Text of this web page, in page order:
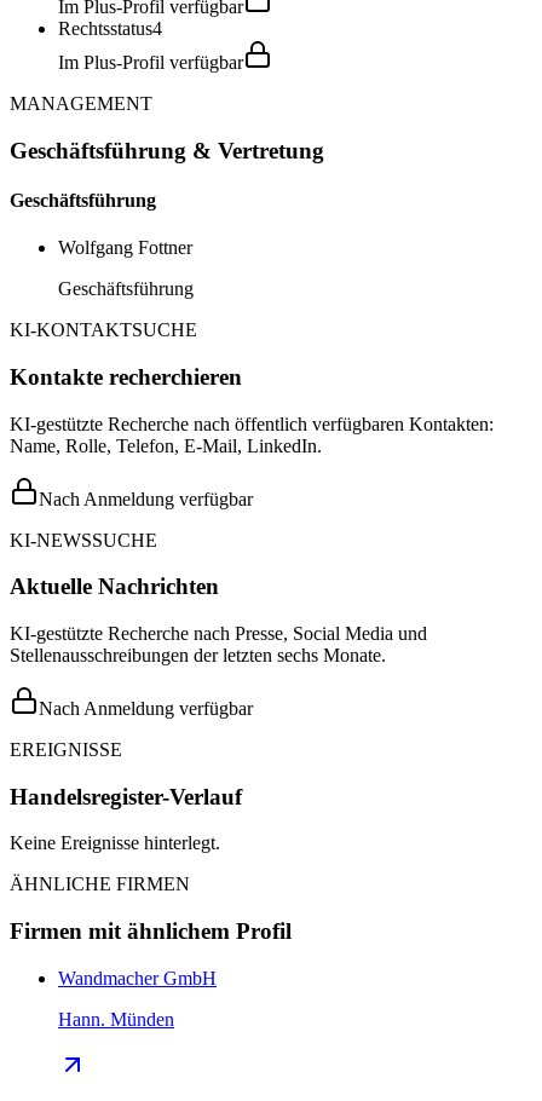
Im Plus-Profil verfügbar
Rechtsstatus4
Im Plus-Profil verfügbar
MANAGEMENT
Geschäftsführung & Vertretung
Geschäftsführung
Wolfgang Fottner
Geschäftsführung
KI-KONTAKTSUCHE
Kontakte recherchieren
KI-gestützte Recherche nach öffentlich verfügbaren Kontakten:
Name, Rolle, Telefon, E-Mail, LinkedIn.
Nach Anmeldung verfügbar
KI-NEWSSUCHE
Aktuelle Nachrichten
KI-gestützte Recherche nach Presse, Social Media und
Stellenausschreibungen der letzten sechs Monate.
Nach Anmeldung verfügbar
EREIGNISSE
Handelsregister-Verlauf
Keine Ereignisse hinterlegt.
ÄHNLICHE FIRMEN
Firmen mit ähnlichem Profil
Wandmacher GmbH
Hann. Münden